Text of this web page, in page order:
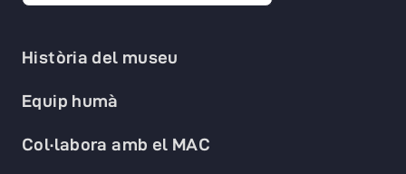
Història del museu
Equip humà
Col·labora amb el MAC